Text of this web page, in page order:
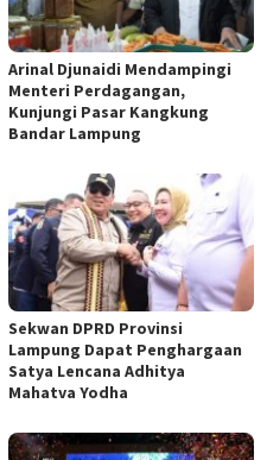
Arinal Djunaidi Mendampingi
Menteri Perdagangan,
Kunjungi Pasar Kangkung
Bandar Lampung
Sekwan DPRD Provinsi
Lampung Dapat Penghargaan
Satya Lencana Adhitya
Mahatva Yodha